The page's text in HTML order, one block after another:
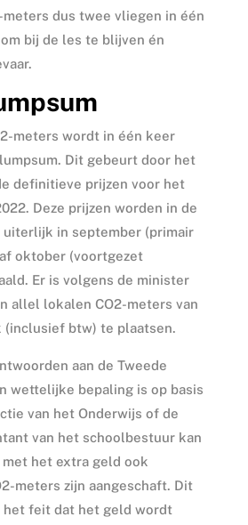
meters dus twee vliegen in één
bij de les te blijven én
meters wordt in één keer
Dit gebeurt door het
definitieve prijzen voor het
Deze prijzen worden in de
uiterlijk in september (primair
oktober (voortgezet
Er is volgens de minister
allel lokalen CO2-meters van
(inclusief btw) te plaatsen.
aan de Tweede
wettelijke bepaling is op basis
van het Onderwijs of de
van het schoolbestuur kan
het extra geld ook
meters zijn aangeschaft. Dit
het feit dat het geld wordt